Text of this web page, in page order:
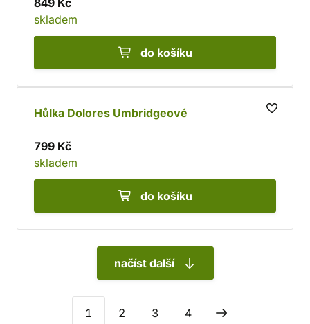
849 Kč
skladem
do košíku
Hůlka Dolores Umbridgeové
799 Kč
skladem
do košíku
načíst další
1 2 3 4